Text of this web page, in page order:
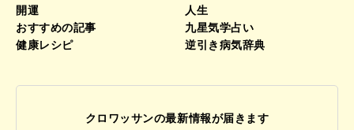
開運
人生
おすすめの記事
九星気学占い
健康レシピ
逆引き病気辞典
クロワッサンの最新情報が届きます